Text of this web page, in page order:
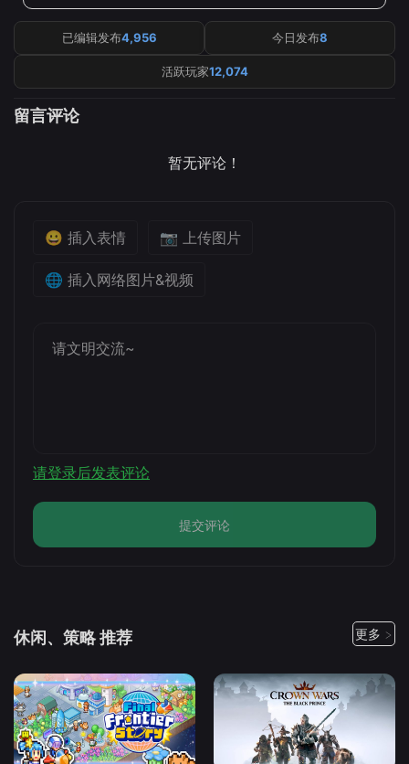
已编辑发布4,956 今日发布8
活跃玩家12,074
留言评论
暂无评论！
😀 插入表情 📷 上传图片
🌐 插入网络图片&视频
请登录后发表评论
提交评论
休闲、策略 推荐 更多 >